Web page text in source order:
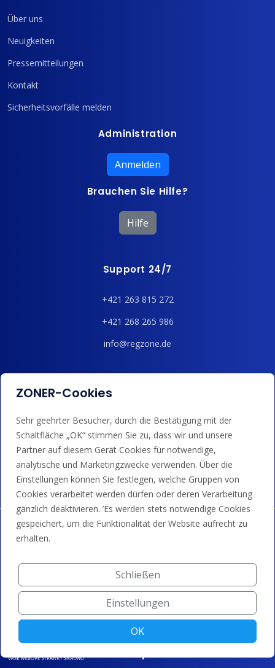
Über uns
Neuigkeiten
Pressemitteilungen
Kontakt
Sicherheitsvorfälle melden
Administration
Anmelden
Brauchen Sie Hilfe?
Hilfe
Support 24/7
+421 263 815 272
+421 268 265 986
info@regzone.de
Wir akzeptieren Kartenzahlungen, Google/Apple Pay,
Banküberweisungen und Guthaben.
ZONER-Cookies
Sehr geehrter Besucher, durch die Bestätigung mit der
Schaltfläche „OK“ stimmen Sie zu, dass wir und unsere
Partner auf diesem Gerät Cookies für notwendige,
analytische und Marketingzwecke verwenden. Über die
Einstellungen können Sie festlegen, welche Gruppen von
Cookies verarbeitet werden dürfen oder deren Verarbeitung
gänzlich deaktivieren. ’Es werden stets notwendige Cookies
gespeichert, um die Funktionalität der Website aufrecht zu
erhalten.
Schließen
Einstellungen
OK